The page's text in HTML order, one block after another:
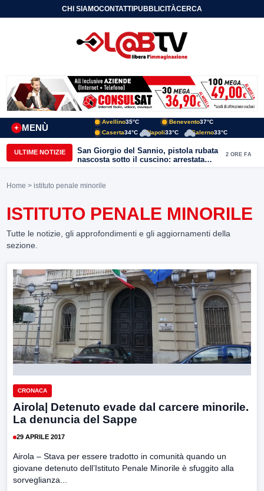
CHI SIAMOCONTATTIPUBBLICITÀCERCA
MENÙ
+
Avellino35°C Benevento37°C
Caserta34°C Napoli33°C Salerno33°C
ULTIME NOTIZIE
San Giorgio del Sannio, pistola rubata
nascosta sotto il cuscino: arrestata
51enne
2 ORE FA
Home > istituto penale minorile
ISTITUTO PENALE MINORILE
Tutte le notizie, gli approfondimenti e gli aggiornamenti della
sezione.
CRONACA
Airola| Detenuto evade dal carcere minorile.
La denuncia del Sappe
29 APRILE 2017
Airola – Stava per essere tradotto in comunità quando un
giovane detenuto dell’Istituto Penale Minorile è sfuggito alla
sorveglianza...